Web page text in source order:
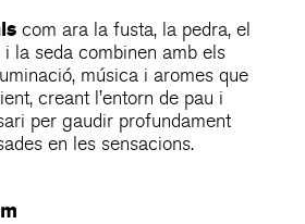
com ara la fusta, la pedra, el
la seda combinen amb els
música i aromes que
creant l’entorn de pau i
per gaudir profundament
en les sensacions.